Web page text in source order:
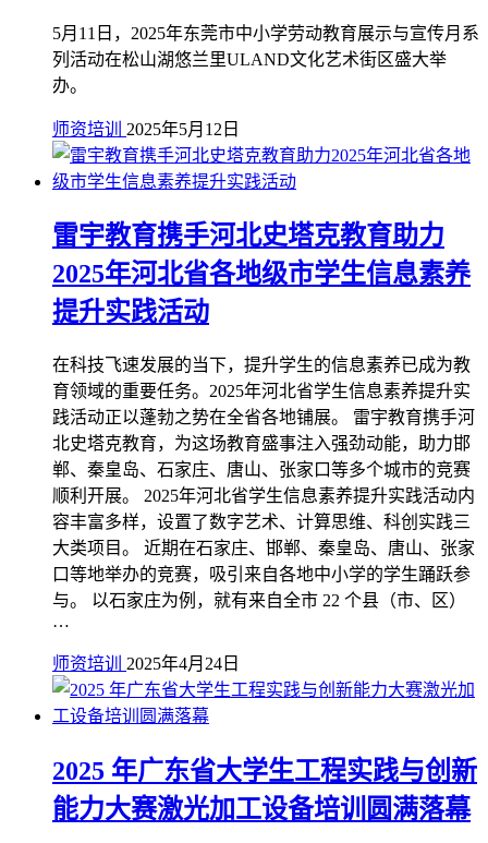
5月11日，2025年东莞市中小学劳动教育展示与宣传月系
列活动在松山湖悠兰里ULAND文化艺术街区盛大举
办。
师资培训 2025年5月12日
雷宇教育携手河北史塔克教育助力
2025年河北省各地级市学生信息素养
提升实践活动
在科技飞速发展的当下，提升学生的信息素养已成为教
育领域的重要任务。2025年河北省学生信息素养提升实
践活动正以蓬勃之势在全省各地铺展。 雷宇教育携手河
北史塔克教育，为这场教育盛事注入强劲动能，助力邯
郸、秦皇岛、石家庄、唐山、张家口等多个城市的竞赛
顺利开展。 2025年河北省学生信息素养提升实践活动内
容丰富多样，设置了数字艺术、计算思维、科创实践三
大类项目。 近期在石家庄、邯郸、秦皇岛、唐山、张家
口等地举办的竞赛，吸引来自各地中小学的学生踊跃参
与。 以石家庄为例，就有来自全市 22 个县（市、区）
…
师资培训 2025年4月24日
2025 年广东省大学生工程实践与创新
能力大赛激光加工设备培训圆满落幕